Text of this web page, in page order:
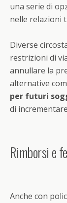
una serie di
nelle relazioni
Diverse
restrizioni di
annullare la
alternative
per futuri
di
Rimborsi e
Anche con